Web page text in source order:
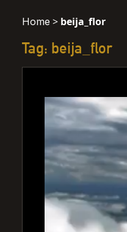
Home > beija_flor
Tag: beija_flor